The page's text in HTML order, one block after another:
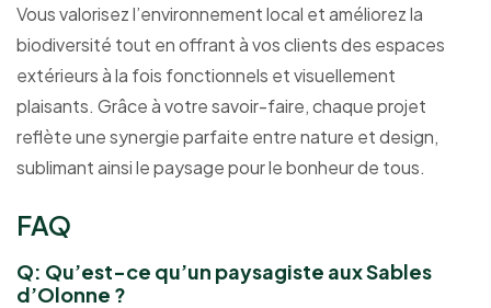
Vous valorisez l’environnement local et améliorez la
biodiversité tout en offrant à vos clients des espaces
extérieurs à la fois fonctionnels et visuellement
plaisants. Grâce à votre savoir-faire, chaque projet
reflète une synergie parfaite entre nature et design,
sublimant ainsi le paysage pour le bonheur de tous.
FAQ
Q: Qu’est-ce qu’un paysagiste aux Sables
d’Olonne ?